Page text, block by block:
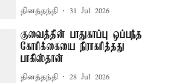
தினத்தந்தி 31 Jul 2026
குவைத்தின் பாதுகாப்பு ஒப்பந்த
கோரிக்கையை நிராகரித்தது
பாகிஸ்தான்
தினத்தந்தி 28 Jul 2026